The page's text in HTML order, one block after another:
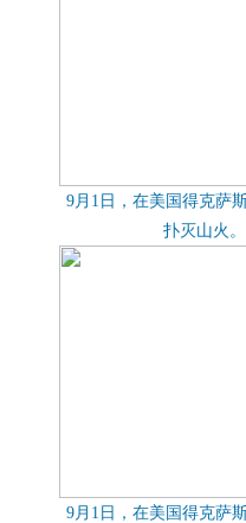
9月1日，在美国得克萨
扑灭山火
9月1日，在美国得克萨